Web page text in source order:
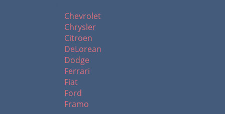
Chevrolet
Chrysler
Citroen
DeLorean
Dodge
Ferrari
Fiat
Ford
Framo